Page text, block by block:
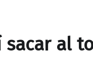
sacar al